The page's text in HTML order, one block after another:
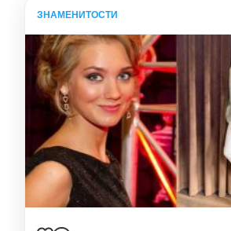
ЗНАМЕНИТОСТИ